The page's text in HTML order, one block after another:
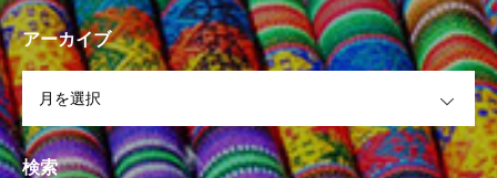
アーカイブ
検索